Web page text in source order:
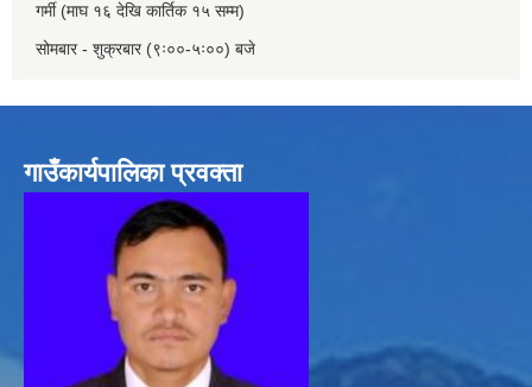
गर्मी (माघ १६ देखि कार्तिक १५ सम्म)
सोमबार - शुक्रबार (९ः००-५ः००) बजे
गाउँकार्यपालिका प्रवक्ता